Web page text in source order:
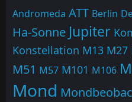
Andromeda ATT Berlin
Ha-Sonne Jupiter
Konstellation M13 M27
M51 M57 M101 M106
Mond